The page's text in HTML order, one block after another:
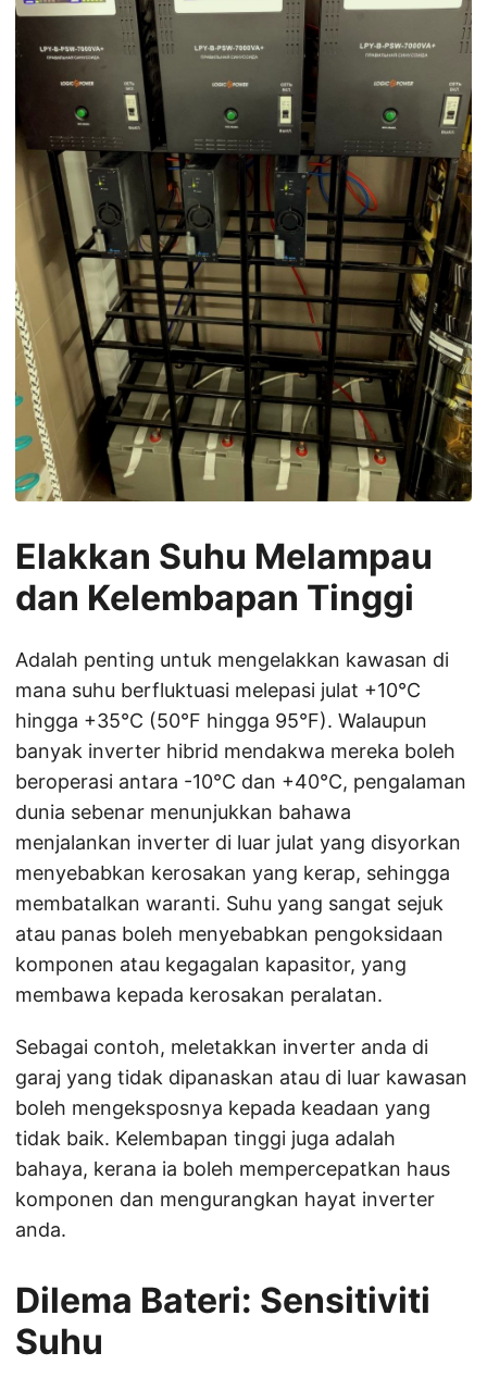
Elakkan Suhu Melampau
dan Kelembapan Tinggi
Adalah penting untuk mengelakkan kawasan di
mana suhu berfluktuasi melepasi julat +10°C
hingga +35°C (50°F hingga 95°F). Walaupun
banyak inverter hibrid mendakwa mereka boleh
beroperasi antara -10°C dan +40°C, pengalaman
dunia sebenar menunjukkan bahawa
menjalankan inverter di luar julat yang disyorkan
menyebabkan kerosakan yang kerap, sehingga
membatalkan waranti. Suhu yang sangat sejuk
atau panas boleh menyebabkan pengoksidaan
komponen atau kegagalan kapasitor, yang
membawa kepada kerosakan peralatan.
Sebagai contoh, meletakkan inverter anda di
garaj yang tidak dipanaskan atau di luar kawasan
boleh mengeksposnya kepada keadaan yang
tidak baik. Kelembapan tinggi juga adalah
bahaya, kerana ia boleh mempercepatkan haus
komponen dan mengurangkan hayat inverter
anda.
Dilema Bateri: Sensitiviti
Suhu